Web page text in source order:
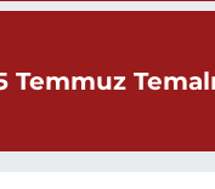
Temmuz